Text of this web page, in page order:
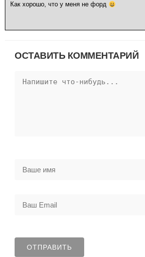
Как хорошо, что у меня не форд
ОСТАВИТЬ КОММЕНТАРИЙ